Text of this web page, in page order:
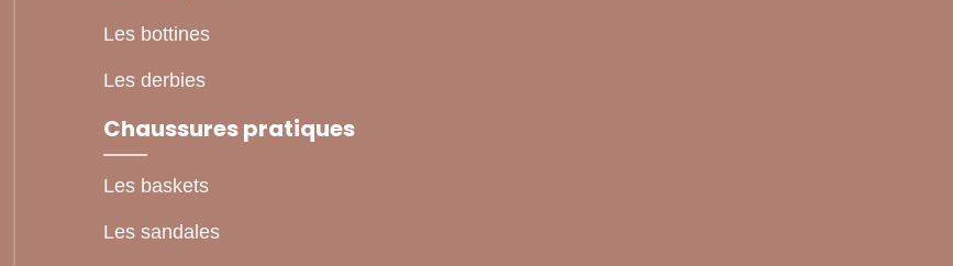
Les bottines
Les derbies
Chaussures pratiques
Les baskets
Les sandales